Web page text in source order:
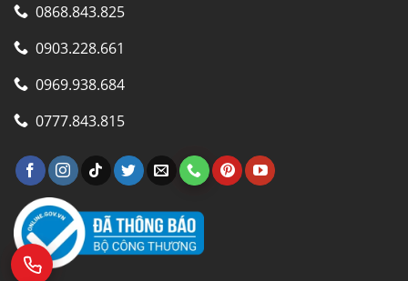
0868.843.825
0903.228.661
0969.938.684
0777.843.815